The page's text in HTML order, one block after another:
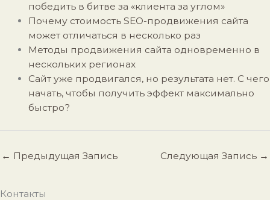
победить в битве за «клиента за углом»
Почему стоимость SEO-продвижения сайта
может отличаться в несколько раз
Методы продвижения сайта одновременно в
нескольких регионах
Сайт уже продвигался, но результата нет. С чего
начать, чтобы получить эффект максимально
быстро?
← Предыдущая Запись Следующая Запись →
Контакты